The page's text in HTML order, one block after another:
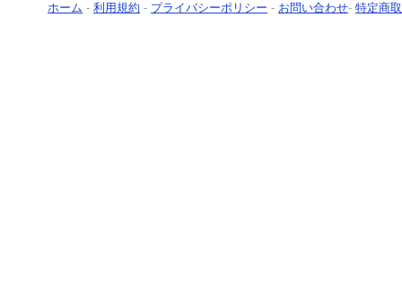
ホーム - 利用規約 - プライバシーポリシー - お問い合わせ- 特定商